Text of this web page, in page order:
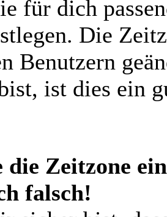
für dich
Die
Benutzern
ist dies ein
die Zeitzone
falsch!